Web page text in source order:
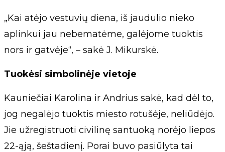
„Kai atėjo vestuvių diena, iš jaudulio nieko
aplinkui jau nebematėme, galėjome tuoktis
nors ir gatvėje“, – sakė J. Mikurskė.
Tuokėsi simbolinėje vietoje
Kauniečiai Karolina ir Andrius sakė, kad dėl to,
jog negalėjo tuoktis miesto rotušėje, neliūdėjo.
Jie užregistruoti civilinę santuoką norėjo liepos
22-ąją, šeštadienį. Porai buvo pasiūlyta tai